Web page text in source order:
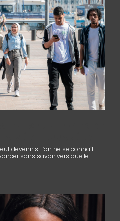
devenir si l’on ne se connaît
sans savoir vers quelle